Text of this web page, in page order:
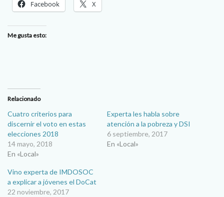
Facebook X
Me gusta esto:
Relacionado
Cuatro criterios para
discernir el voto en estas
elecciones 2018
14 mayo, 2018
En «Local»
Experta les habla sobre
atención a la pobreza y DSI
6 septiembre, 2017
En «Local»
Vino experta de IMDOSOC
a explicar a jóvenes el DoCat
22 noviembre, 2017